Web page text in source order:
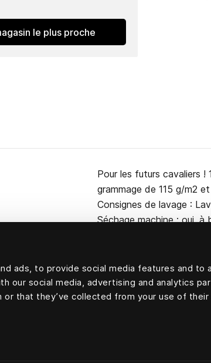
ads, to provide social media features and to
our social media, advertising and analytics
that they’ve collected from your use of
le plus proche
Pour les futurs cavaliers
grammage de 115 g/m2
Consignes de lavage :
Séchage machine : oui, à
100 % coton